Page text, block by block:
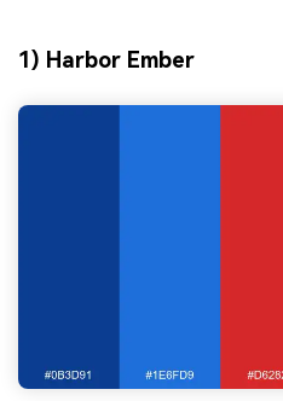
1) Harbor Ember